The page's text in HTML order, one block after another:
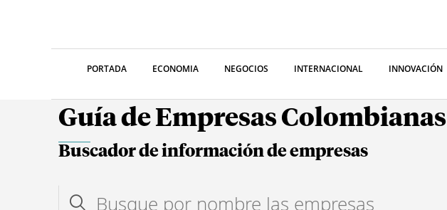
PORTADA ECONOMIA NEGOCIOS INTERNACIONAL INNOVACIÓN
Guía de Empresas Colombianas
Buscador de información de empresas